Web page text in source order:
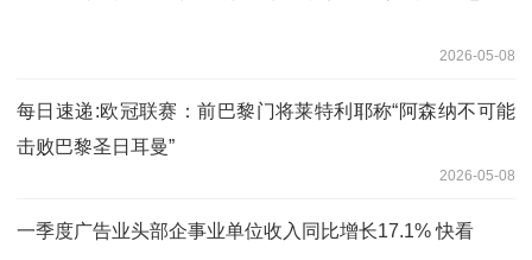
2026-05-08
每日速递:欧冠联赛：前巴黎门将莱特利耶称“阿森纳不可能
击败巴黎圣日耳曼”
2026-05-08
一季度广告业头部企事业单位收入同比增长17.1% 快看